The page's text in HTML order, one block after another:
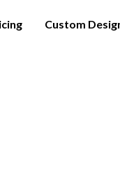
Custom